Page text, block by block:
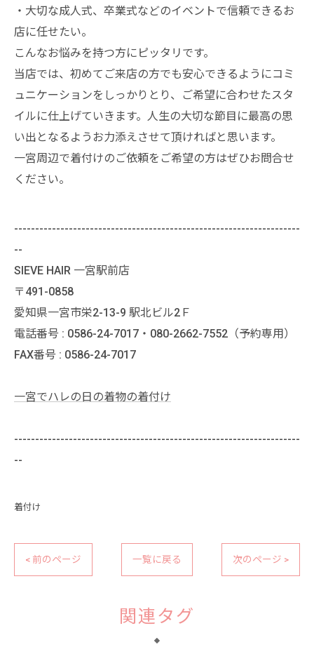
・大切な成人式、卒業式などのイベントで信頼できるお
店に任せたい。
こんなお悩みを持つ方にピッタリです。
当店では、初めてご来店の方でも安心できるようにコミ
ュニケーションをしっかりとり、ご希望に合わせたスタ
イルに仕上げていきます。人生の大切な節目に最高の思
い出となるようお力添えさせて頂ければと思います。
一宮周辺で着付けのご依頼をご希望の方はぜひお問合せ
ください。
--------------------------------------------------------------------
--
SIEVE HAIR 一宮駅前店
〒491-0858
愛知県一宮市栄2-13-9 駅北ビル2Ｆ
電話番号 : 0586-24-7017・080-2662-7552（予約専用）
FAX番号 : 0586-24-7017
一宮でハレの日の着物の着付け
--------------------------------------------------------------------
--
着付け
< 前のページ 一覧に戻る 次のページ >
関連タグ